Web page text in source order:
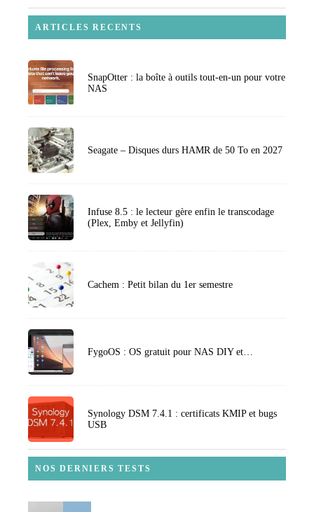
ARTICLES RECENTS
SnapOtter : la boîte à outils tout-en-un pour votre
NAS
Seagate – Disques durs HAMR de 50 To en 2027
Infuse 8.5 : le lecteur gère enfin le transcodage
(Plex, Emby et Jellyfin)
Cachem : Petit bilan du 1er semestre
FygoOS : OS gratuit pour NAS DIY et…
Synology DSM 7.4.1 : certificats KMIP et bugs
USB
NOS DERNIERS TESTS